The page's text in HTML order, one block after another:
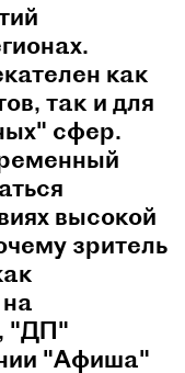
как
так и для
сфер.
высокой
зритель
"ДП"
"Афиша"